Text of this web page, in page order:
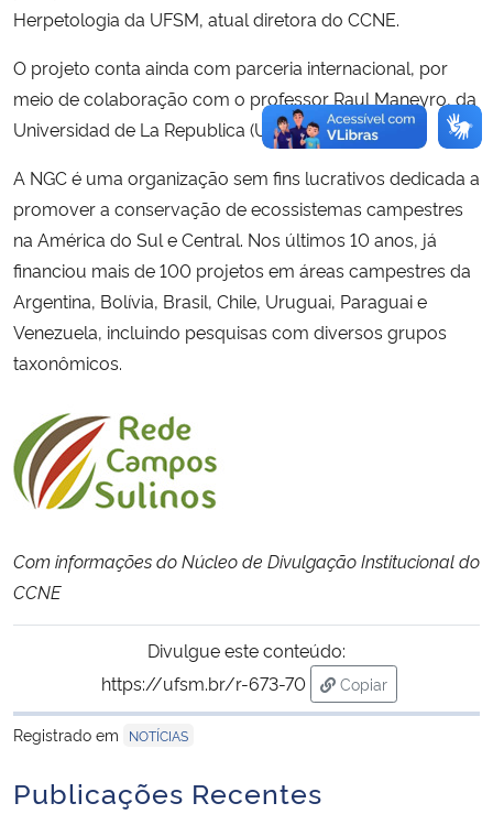
Herpetologia da UFSM, atual diretora do CCNE.
O projeto conta ainda com parceria internacional, por
meio de colaboração com o professor Raul Maneyro, da
Universidad de La Republica (Udelar), Uruguai.
A NGC é uma organização sem fins lucrativos dedicada a
promover a conservação de ecossistemas campestres
na América do Sul e Central. Nos últimos 10 anos, já
financiou mais de 100 projetos em áreas campestres da
Argentina, Bolívia, Brasil, Chile, Uruguai, Paraguai e
Venezuela, incluindo pesquisas com diversos grupos
taxonômicos.
Com informações do Núcleo de Divulgação Institucional do
CCNE
Divulgue este conteúdo:
https://ufsm.br/r-673-70
Copiar
para área de
Registrado em
NOTÍCIAS
Publicações Recentes